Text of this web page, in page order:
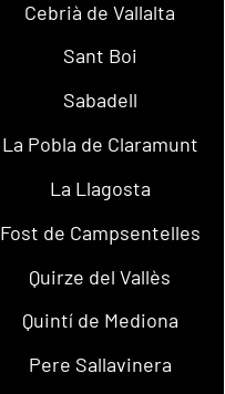
Cebrià de Vallalta
Sant Boi
Sabadell
La Pobla de Claramunt
La Llagosta
Fost de Campsentelles
Quirze del Vallès
Quintí de Mediona
Pere Sallavinera